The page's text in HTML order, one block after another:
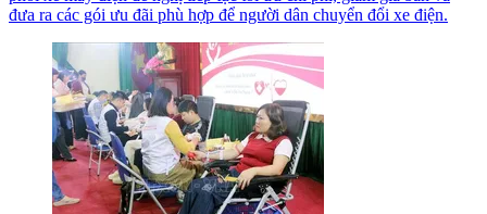
đưa ra các gói ưu đãi phù hợp để người dân chuyển đổi xe điện.